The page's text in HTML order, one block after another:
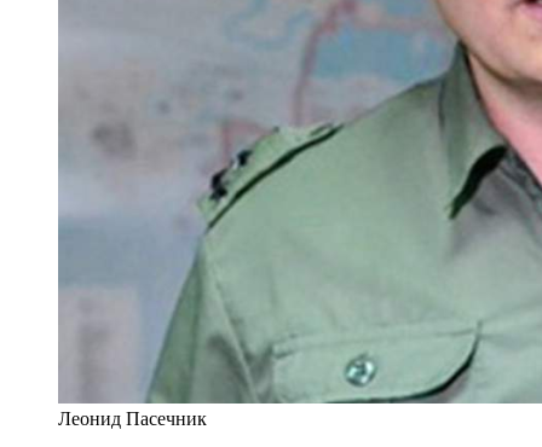
Леонид Пасечник